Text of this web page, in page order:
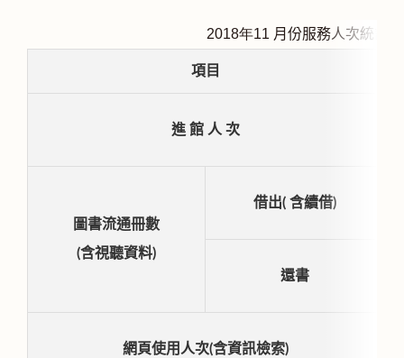
2018年11 月份服務人次統計
項目
進 館 人 次
圖書流通冊數
(含視聽資料)
借出( 含續借)
還書
網頁使用人次(含資訊檢索)